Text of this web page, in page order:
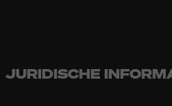
JURIDISCHE